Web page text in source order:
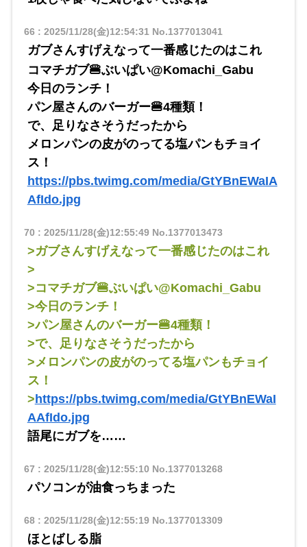
66 : 2025/11/28(金)12:54:31 No.1377013041
ガブさんすげえなって一番感じたのはこれ
コマチガブ🍔ぶいぱい@Komachi_Gabu
今日のランチ！
パン屋さんのバーガー🍔4種類！
で、足りなさそうだったから
メロンパンの皮がのってる塩パンもチョイ
ス！
https://pbs.twimg.com/media/GtYBnEWaIA
AfIdo.jpg
70 : 2025/11/28(金)12:55:49No.1377013473
>ガブさんすげえなって一番感じたのはこれ
>
>コマチガブ🍔ぶいぱい@Komachi_Gabu
>今日のランチ！
>パン屋さんのバーガー🍔4種類！
>で、足りなさそうだったから
>メロンパンの皮がのってる塩パンもチョイ
ス！
>https://pbs.twimg.com/media/GtYBnEWaI
AAfIdo.jpg
語尾にガブを……
67 : 2025/11/28(金)12:55:10 No.1377013268
パソコンが油食っちまった
68: 2025/11/28(金)12:55:19No.1377013309
ほとばしる脂